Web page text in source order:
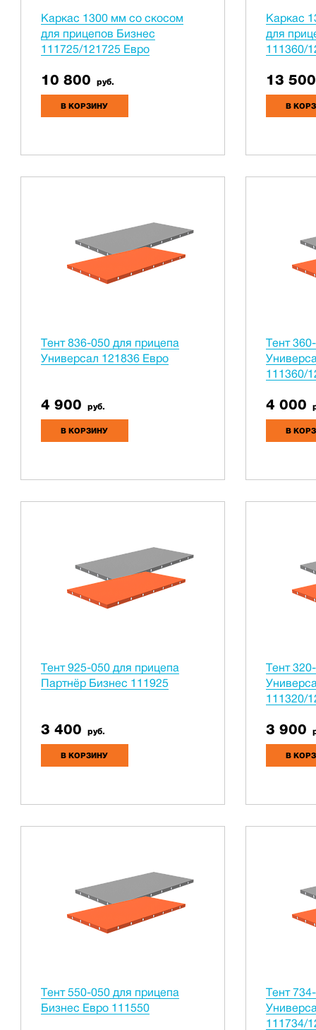
Каркас 1300 мм со скосом
для прицепов Бизнес
111725/121725 Евро
10 800 руб.
В КОРЗИНУ
Каркас
для
111360/
13 500
В
Тент 836-050 для прицепа
Универсал 121836 Евро
4 900 руб.
В КОРЗИНУ
Тент
111360/
4 000
В
Тент 925-050 для прицепа
Партнёр Бизнес 111925
3 400 руб.
В КОРЗИНУ
Тент
111320/
3 900
В
Тент 550-050 для прицепа
Бизнес Евро 111550
Тент
111734/